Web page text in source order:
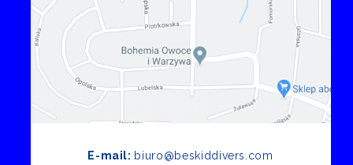
E-mail: biuro@beskiddivers.com